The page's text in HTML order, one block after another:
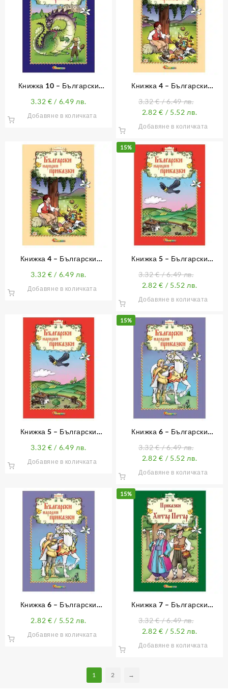
Книжка 10 – Български
обръщение)
3.32 € / 6.49 лв.
Добавяне в количката
Книжка 4 – Български
3.32€/ 6.49 лв.
2.82€ / 5.52 лв.
Добавяне в количката
Книжка 4 – Български
обръщение)
3.32 € / 6.49 лв.
Добавяне в количката
15%
Книжка 5 – Български
3.32€/ 6.49 лв.
2.82€ / 5.52 лв.
Добавяне в количката
Книжка 5 – Български
обръщение)
3.32 € / 6.49 лв.
Добавяне в количката
15%
Книжка 6 – Български
3.32€/ 6.49 лв.
2.82€ / 5.52 лв.
Добавяне в количката
Книжка 6 – Български
обръщение)
2.82 € / 5.52 лв.
Добавяне в количката
15%
Книжка 7 – Български
3.32€/ 6.49 лв.
2.82€ / 5.52 лв.
Добавяне в количката
1 2 →